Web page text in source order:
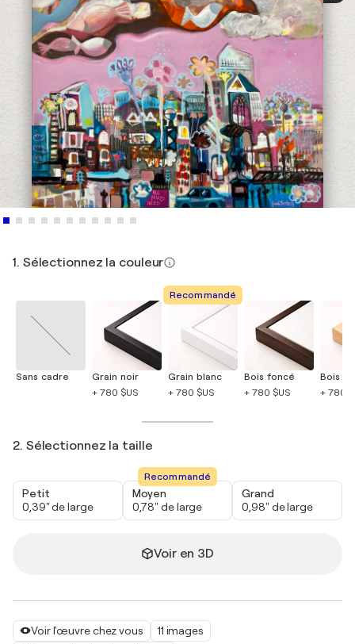
Voir l'œuvre chez vous
11 images
1. Sélectionnez la couleur
Sans cadre
Grain noir
+ 780 $US
Recommandé
Grain blanc
+ 780 $US
Bois foncé
+ 780 $US
Bois
+ 780
2. Sélectionnez la taille
Petit
0,39" de large
Recommandé
Moyen
0,78" de large
Grand
0,98" de large
Voir en 3D